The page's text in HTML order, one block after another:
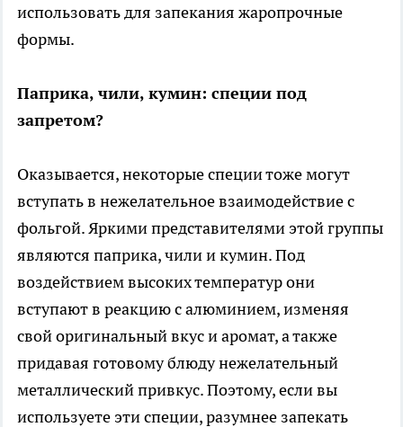
использовать для запекания жаропрочные
формы.
Паприка, чили, кумин: специи под
запретом?
Оказывается, некоторые специи тоже могут
вступать в нежелательное взаимодействие с
фольгой. Яркими представителями этой группы
являются паприка, чили и кумин. Под
воздействием высоких температур они
вступают в реакцию с алюминием, изменяя
свой оригинальный вкус и аромат, а также
придавая готовому блюду нежелательный
металлический привкус. Поэтому, если вы
используете эти специи, разумнее запекать